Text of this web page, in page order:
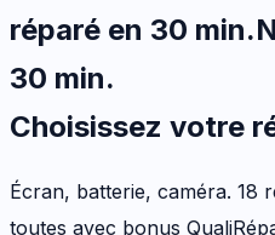
réparé en 30 min.
30 min.
Choisissez votre
Écran, batterie, caméra. 18
toutes avec bonus